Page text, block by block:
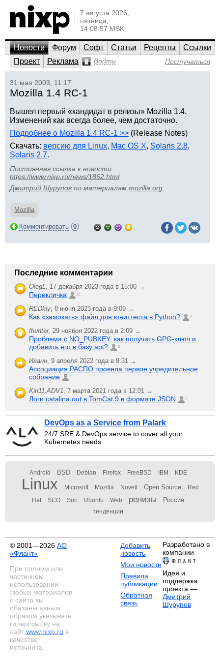
7 августа 2026,
пятница,
14:08:57 MSK
Новости Форум Софт Статьи Рецепты
Ссылки
Проект
Реклама Войти Постучаться
31 мая 2003, 11:17
Mozilla 1.4 RC-1
Вышел первый «кандидат в релизы» Mozilla 1.4.
Изменений как всегда более, чем достаточно.
Подробнее о Mozilla 1.4 RC-1 >> (Release Notes)
Скачать: версию для Linux, Mac OS X, Solaris 2.8,
Solaris 2.7.
Постоянная ссылка к новости:
https://www.nixp.ru/news/1862.html.
Дмитрий Шурупов по материалам mozilla.org
Mozilla
Комментировать (0)
Последние комментарии
OlegL, 17 декабря 2023 года в 15:00 →
Перекличка 21
REDkiy, 8 июня 2023 года в 9:09 →
Как «замокать» файл для юниттеста в Python? 2
fhunter, 29 ноября 2022 года в 2:09 →
Проблема с NO_PUBKEY: как получить GPG-ключ и
добавить его в базу apt?
6
Иванн, 9 апреля 2022 года в 8:31 →
Ассоциация РАСПО провела первое учредительное
собрание
1
Kiri11.ADV1, 7 марта 2021 года в 12:01 →
Логи catalina.out в TomCat 9 в формате JSON 1
DevOps as a Service from Palark
24/7 SRE & DevOps service to cover all your
Kubernetes needs.
Android BSD Debian Firefox FreeBSD IBM KDE
Linux Microsoft Mozilla Novell Open Source Red
Hat SCO Sun Ubuntu Web релизы Россия
тенденции
© 2001—2026 АО
«Флант»
При полном или
частичном
использовании
любых материалов
с сайта вы
обязаны явным
образом указывать
гиперссылку на
сайт www.nixp.ru в
качестве
источника.
Добавить
новость
Мои новости
Правила
публикации
Обратная
связь
Разработано в
компании
Идея и
поддержка
проекта —
Дмитрий
Шурупов